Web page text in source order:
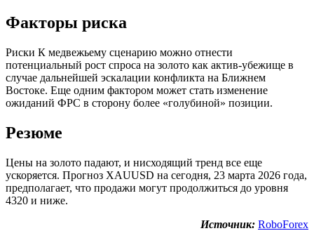
Факторы риска
Риски К медвежьему сценарию можно отнести
потенциальный рост спроса на золото как актив-убежище в
случае дальнейшей эскалации конфликта на Ближнем
Востоке. Еще одним фактором может стать изменение
ожиданий ФРС в сторону более «голубиной» позиции.
Резюме
Цены на золото падают, и нисходящий тренд все еще
ускоряется. Прогноз XAUUSD на сегодня, 23 марта 2026 года,
предполагает, что продажи могут продолжиться до уровня
4320 и ниже.
Источник: RoboForex